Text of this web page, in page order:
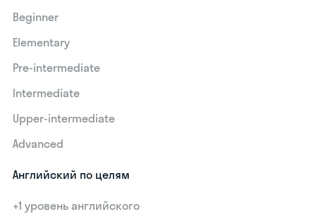
Beginner
Elementary
Pre-intermediate
Intermediate
Upper-intermediate
Advanced
Английский по целям
+1 уровень английского